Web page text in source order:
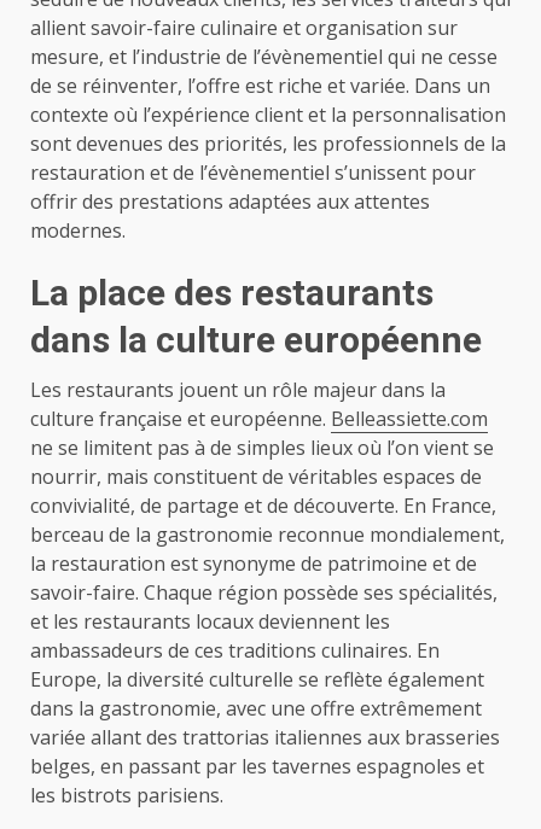
allient savoir-faire culinaire et organisation sur
mesure, et l’industrie de l’évènementiel qui ne cesse
de se réinventer, l’offre est riche et variée. Dans un
contexte où l’expérience client et la personnalisation
sont devenues des priorités, les professionnels de la
restauration et de l’évènementiel s’unissent pour
offrir des prestations adaptées aux attentes
modernes.
La place des restaurants
dans la culture européenne
Les restaurants jouent un rôle majeur dans la
culture française et européenne. Belleassiette.com
ne se limitent pas à de simples lieux où l’on vient se
nourrir, mais constituent de véritables espaces de
convivialité, de partage et de découverte. En France,
berceau de la gastronomie reconnue mondialement,
la restauration est synonyme de patrimoine et de
savoir-faire. Chaque région possède ses spécialités,
et les restaurants locaux deviennent les
ambassadeurs de ces traditions culinaires. En
Europe, la diversité culturelle se reflète également
dans la gastronomie, avec une offre extrêmement
variée allant des trattorias italiennes aux brasseries
belges, en passant par les tavernes espagnoles et
les bistrots parisiens.